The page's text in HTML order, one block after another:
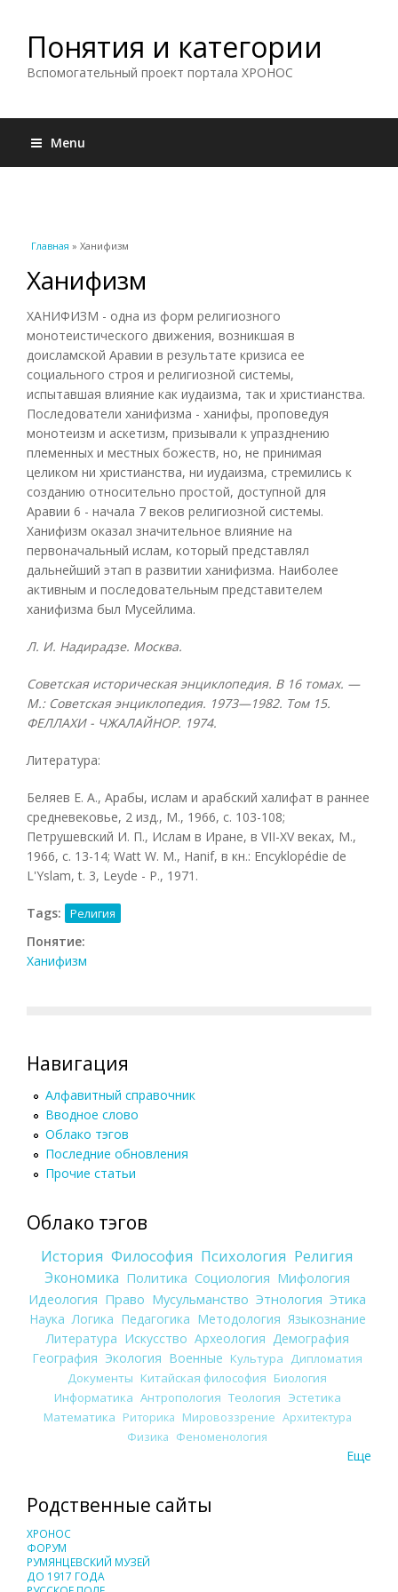
Понятия и категории
Вспомогательный проект портала ХРОНОС
Menu
Вы здесь
Главная » Ханифизм
Ханифизм
ХАНИФИЗМ - одна из форм религиозного
монотеистического движения, возникшая в
доисламской Аравии в результате кризиса ее
социального строя и религиозной системы,
испытавшая влияние как иудаизма, так и христианства.
Последователи ханифизма - ханифы, проповедуя
монотеизм и аскетизм, призывали к упразднению
племенных и местных божеств, но, не принимая
целиком ни христианства, ни иудаизма, стремились к
созданию относительно простой, доступной для
Аравии 6 - начала 7 веков религиозной системы.
Ханифизм оказал значительное влияние на
первоначальный ислам, который представлял
дальнейший этап в развитии ханифизма. Наиболее
активным и последовательным представителем
ханифизма был Мусейлима.
Л. И. Надирадзе. Москва.
Советская историческая энциклопедия. В 16 томах. —
М.: Советская энциклопедия. 1973—1982. Том 15.
ФЕЛЛАХИ - ЧЖАЛАЙНОР. 1974.
Литература:
Беляев E. A., Арабы, ислам и арабский халифат в раннее
средневековье, 2 изд., М., 1966, с. 103-108;
Петрушевский И. П., Ислам в Иране, в VII-XV веках, М.,
1966, с. 13-14; Watt W. M., Hanif, в кн.: Encyklopédie de
L'Yslam, t. 3, Leyde - P., 1971.
Tags: Религия
Понятие:
Ханифизм
Навигация
Алфавитный справочник
Вводное слово
Облако тэгов
Последние обновления
Прочие статьи
Облако тэгов
История Философия Психология Религия
Экономика Политика Социология Мифология
Идеология Право Мусульманство Этнология Этика
Наука Логика Педагогика Методология Языкознание
Литература Искусство Археология Демография
География Экология Военные Культура
Дипломатия
Документы Китайская философия Биология
Информатика Антропология Теология Эстетика
Математика Риторика Мировоззрение Архитектура
Физика Феноменология
Еще
Родственные сайты
ХРОНОС
ФОРУМ
РУМЯНЦЕВСКИЙ МУЗЕЙ
ДО 1917 ГОДА